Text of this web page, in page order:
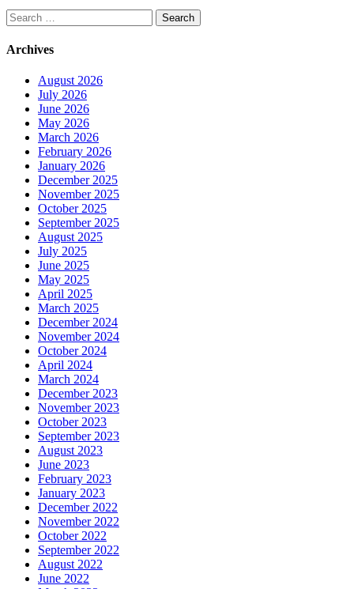
Search
for:
Archives
August 2026
July 2026
June 2026
May 2026
March 2026
February 2026
January 2026
December 2025
November 2025
October 2025
September 2025
August 2025
July 2025
June 2025
May 2025
April 2025
March 2025
December 2024
November 2024
October 2024
April 2024
March 2024
December 2023
November 2023
October 2023
September 2023
August 2023
June 2023
February 2023
January 2023
December 2022
November 2022
October 2022
September 2022
August 2022
June 2022